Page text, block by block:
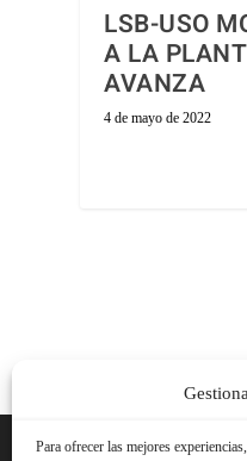
Para ofrecer las mejores
LSB-USO
A LA
AVANZA
4 de mayo de 2022